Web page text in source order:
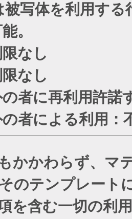
写体を利用する
。
なし
なし
者に再利用許諾
者による利用：
かかわらず、マ
のテンプレート
を含む一切の利